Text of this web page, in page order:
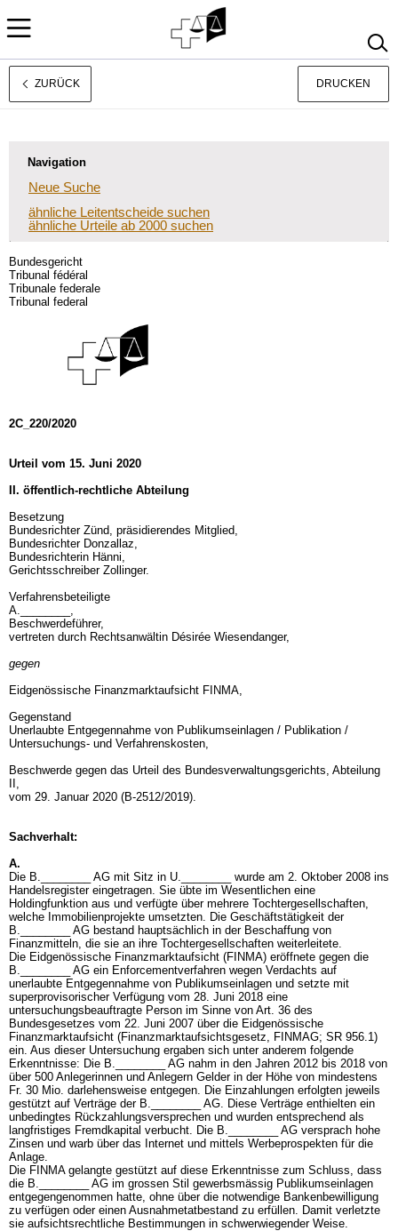
Français
ZURÜCK DRUCKEN
Navigation
Neue Suche
ähnliche Leitentscheide suchen
ähnliche Urteile ab 2000 suchen
Bundesgericht
Tribunal fédéral
Tribunale federale
Tribunal federal
2C_220/2020
Urteil vom 15. Juni 2020
II. öffentlich-rechtliche Abteilung
Besetzung
Bundesrichter Zünd, präsidierendes Mitglied,
Bundesrichter Donzallaz,
Bundesrichterin Hänni,
Gerichtsschreiber Zollinger.
Verfahrensbeteiligte
A.________,
Beschwerdeführer,
vertreten durch Rechtsanwältin Désirée Wiesendanger,
gegen
Eidgenössische Finanzmarktaufsicht FINMA,
Gegenstand
Unerlaubte Entgegennahme von Publikumseinlagen / Publikation /
Untersuchungs- und Verfahrenskosten,
Beschwerde gegen das Urteil des Bundesverwaltungsgerichts, Abteilung
II,
vom 29. Januar 2020 (B-2512/2019).
Sachverhalt:
A.
Die B.________ AG mit Sitz in U.________ wurde am 2. Oktober 2008 ins
Handelsregister eingetragen. Sie übte im Wesentlichen eine
Holdingfunktion aus und verfügte über mehrere Tochtergesellschaften,
welche Immobilienprojekte umsetzten. Die Geschäftstätigkeit der
B.________ AG bestand hauptsächlich in der Beschaffung von
Finanzmitteln, die sie an ihre Tochtergesellschaften weiterleitete.
Die Eidgenössische Finanzmarktaufsicht (FINMA) eröffnete gegen die
B.________ AG ein Enforcementverfahren wegen Verdachts auf
unerlaubte Entgegennahme von Publikumseinlagen und setzte mit
superprovisorischer Verfügung vom 28. Juni 2018 eine
untersuchungsbeauftragte Person im Sinne von Art. 36 des
Bundesgesetzes vom 22. Juni 2007 über die Eidgenössische
Finanzmarktaufsicht (Finanzmarktaufsichtsgesetz, FINMAG; SR 956.1)
ein. Aus dieser Untersuchung ergaben sich unter anderem folgende
Erkenntnisse: Die B.________ AG nahm in den Jahren 2012 bis 2018 von
über 500 Anlegerinnen und Anlegern Gelder in der Höhe von mindestens
Fr. 30 Mio. darlehensweise entgegen. Die Einzahlungen erfolgten jeweils
gestützt auf Verträge der B.________ AG. Diese Verträge enthielten ein
unbedingtes Rückzahlungsversprechen und wurden entsprechend als
langfristiges Fremdkapital verbucht. Die B.________ AG versprach hohe
Zinsen und warb über das Internet und mittels Werbeprospekten für die
Anlage.
Die FINMA gelangte gestützt auf diese Erkenntnisse zum Schluss, dass
die B.________ AG im grossen Stil gewerbsmässig Publikumseinlagen
entgegengenommen hatte, ohne über die notwendige Bankenbewilligung
zu verfügen oder einen Ausnahmetatbestand zu erfüllen. Damit verletzte
sie aufsichtsrechtliche Bestimmungen in schwerwiegender Weise.